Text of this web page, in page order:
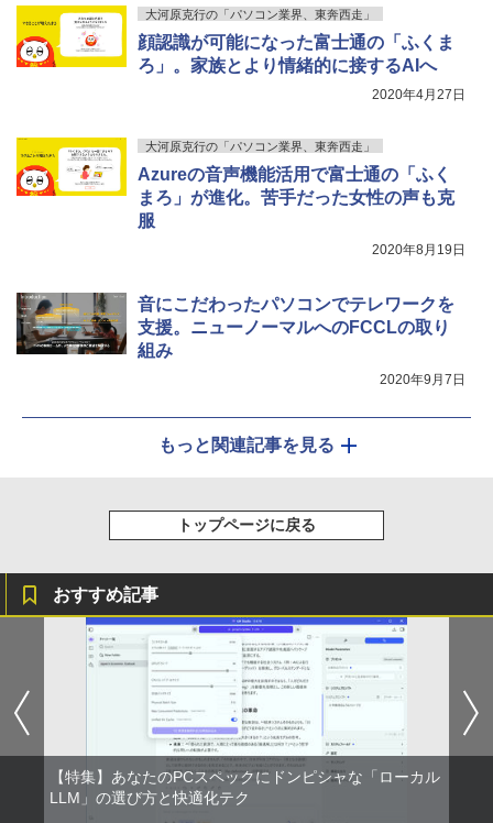
大河原克行の「パソコン業界、東奔西走」
顔認識が可能になった富士通の「ふくま
ろ」。家族とより情緒的に接するAIへ
2020年4月27日
大河原克行の「パソコン業界、東奔西走」
Azureの音声機能活用で富士通の「ふく
まろ」が進化。苦手だった女性の声も克
服
2020年8月19日
音にこだわったパソコンでテレワークを
支援。ニューノーマルへのFCCLの取り
組み
2020年9月7日
もっと関連記事を見る
トップページに戻る
おすすめ記事
【特集】あなたのPCスペックにドンピシャな「ローカル
LLM」の選び方と快適化テク